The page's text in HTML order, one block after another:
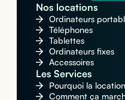
Nos locations
Ordinateurs
Téléphones
Tablettes
Ordinateurs fixes
Accessoires
Les Services
Pourquoi la
Comment ça